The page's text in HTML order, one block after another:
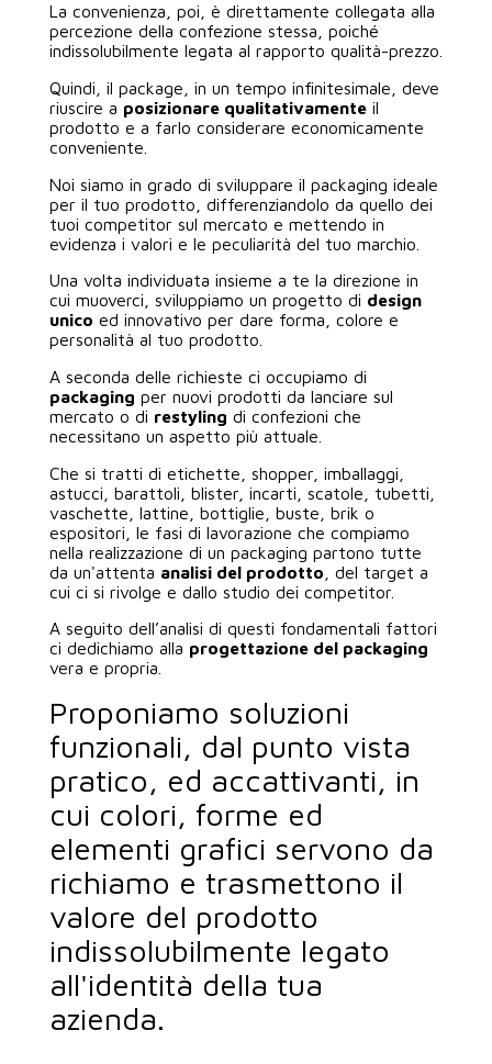
La convenienza, poi, è direttamente collegata alla
percezione della confezione stessa, poiché
indissolubilmente legata al rapporto qualità-prezzo.
Quindi, il package, in un tempo infinitesimale, deve
riuscire a posizionare qualitativamenteil
prodotto e a farlo considerare economicamente
conveniente.
Noi siamo in grado di sviluppare il packaging ideale
per il tuo prodotto, differenziandolo da quello dei
tuoi competitor sul mercato e mettendo in
evidenza i valori e le peculiarità del tuo marchio.
Una volta individuata insieme a te la direzione in
cui muoverci, sviluppiamo un progetto di design
unico ed innovativo per dare forma, colore e
personalità al tuo prodotto.
A seconda delle richieste ci occupiamo di
packaging per nuovi prodotti da lanciare sul
mercato o di restyling di confezioni che
necessitano un aspetto più attuale.
Che si tratti di etichette, shopper, imballaggi,
astucci, barattoli, blister, incarti, scatole, tubetti,
vaschette, lattine, bottiglie, buste, brik o
espositori, le fasi di lavorazione che compiamo
nella realizzazione di un packaging partono tutte
da un'attenta analisi del prodotto , del target a
cui ci si rivolge e dallo studio dei competitor.
A seguito dell’analisi di questi fondamentali fattori
ci dedichiamo alla progettazione del packaging
vera e propria.
Proponiamo soluzioni
funzionali, dal punto vista
pratico, ed accattivanti, in
cui colori, forme ed
elementi grafici servono da
richiamo e trasmettono il
valore del prodotto
indissolubilmente legato
all'identità della tua
azienda.